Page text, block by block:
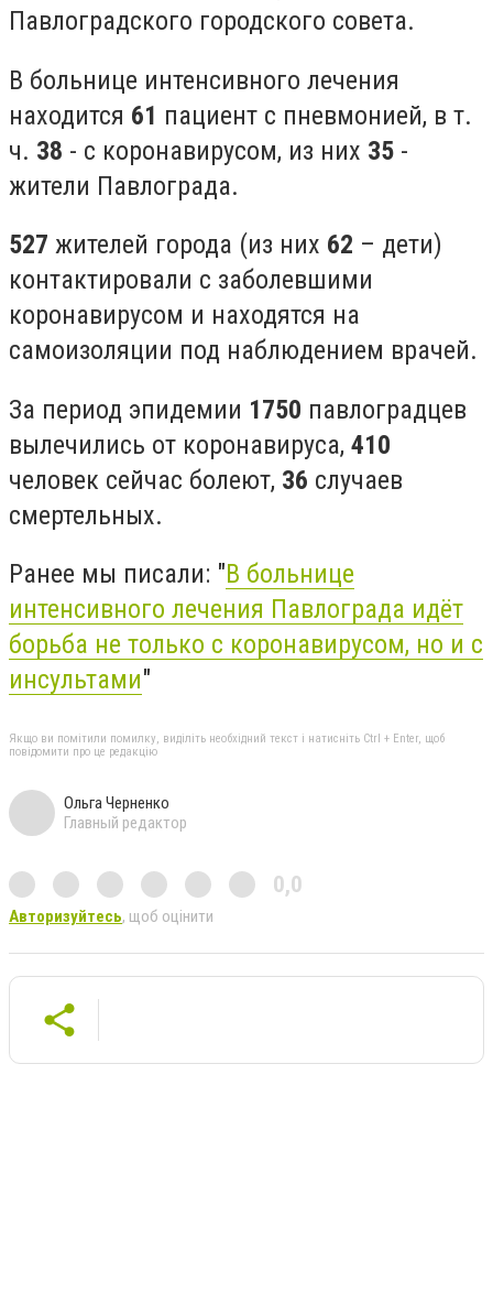
Павлоградского городского совета.
В больнице интенсивного лечения
находится 61 пациент с пневмонией, в т.
ч. 38 - с коронавирусом, из них 35 -
жители Павлограда.
527 жителей города (из них 62 – дети)
контактировали с заболевшими
коронавирусом и находятся на
самоизоляции под наблюдением врачей.
За период эпидемии 1750 павлоградцев
вылечились от коронавируса, 410
человек сейчас болеют, 36 случаев
смертельных.
Ранее мы писали: "В больнице
интенсивного лечения Павлограда идёт
борьба не только с коронавирусом, но и с
инсультами"
Якщо ви помітили помилку, виділіть необхідний текст і натисніть Ctrl + Enter, щоб
повідомити про це редакцію
Ольга Черненко
Главный редактор
0,0
Авторизуйтесь, щоб оцінити